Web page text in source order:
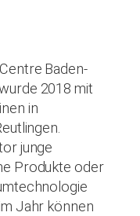
Baden-
2018 mit
in
junge
Produkte oder
Jahr können